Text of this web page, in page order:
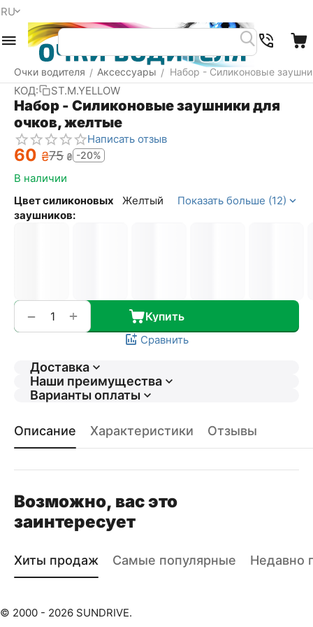
RU
Очки водителя / Аксессуары / Набор - Силиконовые
КОД: ST.M.YELLOW
Набор - Силиконовые заушники для
очков, желтые
Написать отзыв
‍60‍ ₴‍75‍ ₴ -20%
В наличии
Цвет силиконовых
заушников:
Желтый Показать больше (12)
+
− Купить
Сравнить
Доставка
Наши преимущества
Варианты оплаты
Описание Характеристики Отзывы
Возможно, вас это
заинтересует
Хиты продаж Самые популярные Недавно
© 2000 - 2026 SUNDRIVE.
Меню Найти Корзина